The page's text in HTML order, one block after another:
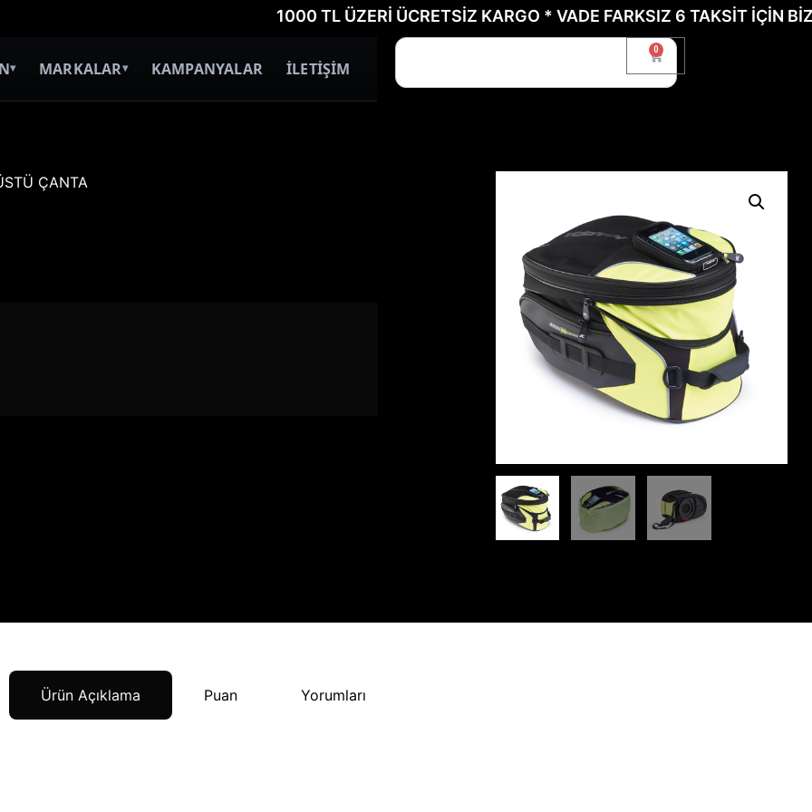
1000 TL ÜZERİ ÜCRETSİZ KARGO * VADE FARKSIZ 6 TAKSİT İÇİN BİZE
▾ MARKALAR▾ KAMPANYALAR İLETİŞİM
0
ÇANTA
Ürün Açıklama Puan Yorumları